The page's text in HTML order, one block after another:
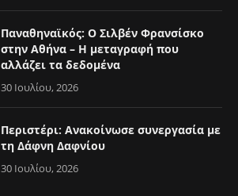
Παναθηναϊκός: Ο Σιλβέν Φρανσίσκο
στην Αθήνα – Η μεταγραφή που
αλλάζει τα δεδομένα
30 Ιουλίου, 2026
Περιστέρι: Ανακοίνωσε συνεργασία με
τη Δάφνη Δαφνίου
30 Ιουλίου, 2026